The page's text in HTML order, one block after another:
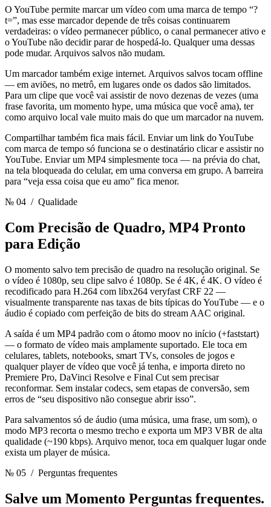
O YouTube permite marcar um vídeo com uma marca de tempo “?
t=”, mas esse marcador depende de três coisas continuarem
verdadeiras: o vídeo permanecer público, o canal permanecer ativo e
o YouTube não decidir parar de hospedá-lo. Qualquer uma dessas
pode mudar. Arquivos salvos não mudam.
Um marcador também exige internet. Arquivos salvos tocam offline
— em aviões, no metrô, em lugares onde os dados são limitados.
Para um clipe que você vai assistir de novo dezenas de vezes (uma
frase favorita, um momento hype, uma música que você ama), ter
como arquivo local vale muito mais do que um marcador na nuvem.
Compartilhar também fica mais fácil. Enviar um link do YouTube
com marca de tempo só funciona se o destinatário clicar e assistir no
YouTube. Enviar um MP4 simplesmente toca — na prévia do chat,
na tela bloqueada do celular, em uma conversa em grupo. A barreira
para “veja essa coisa que eu amo” fica menor.
№ 04 / Qualidade
Com Precisão de Quadro, MP4 Pronto
para Edição
O momento salvo tem precisão de quadro na resolução original. Se
o vídeo é 1080p, seu clipe salvo é 1080p. Se é 4K, é 4K. O vídeo é
recodificado para H.264 com libx264 veryfast CRF 22 —
visualmente transparente nas taxas de bits típicas do YouTube — e o
áudio é copiado com perfeição de bits do stream AAC original.
A saída é um MP4 padrão com o átomo moov no início (+faststart)
— o formato de vídeo mais amplamente suportado. Ele toca em
celulares, tablets, notebooks, smart TVs, consoles de jogos e
qualquer player de vídeo que você já tenha, e importa direto no
Premiere Pro, DaVinci Resolve e Final Cut sem precisar
reconformar. Sem instalar codecs, sem etapas de conversão, sem
erros de “seu dispositivo não consegue abrir isso”.
Para salvamentos só de áudio (uma música, uma frase, um som), o
modo MP3 recorta o mesmo trecho e exporta um MP3 VBR de alta
qualidade (~190 kbps). Arquivo menor, toca em qualquer lugar onde
exista um player de música.
№ 05 / Perguntas frequentes
Salve um Momento Perguntas frequentes.